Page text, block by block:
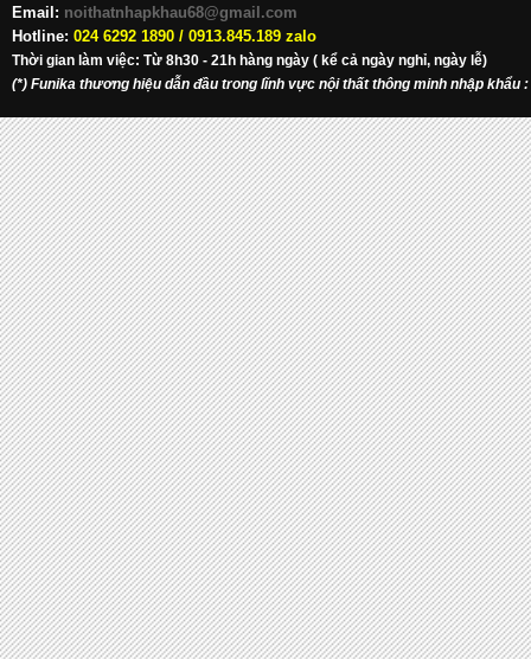
Email: noithatnhapkhau68@gmail.com
Hotline: 024 6292 1890 / 0913.845.189 zalo
Thời gian làm việc: Từ 8h30 - 21h hàng ngày ( kể cả ngày nghỉ, ngày lễ)
(*) Funika thương hiệu dẫn đầu trong lĩnh vực nội thất thông minh nhập khẩu :